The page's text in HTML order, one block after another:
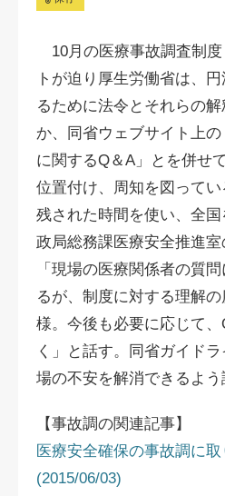
10月の医療事故調査制
トが迫り厚生労働省は、
るために法令とそれらの
か、同省ウェブサイト上
に関するQ＆A」とを併せ
位置付け、周知を図って
残された時間を使い、全
政局総務課医療安全推進室
「現場の医療関係者の質
るが、制度に対する理解
様。今後も必要に応じて
く」と話す。同省ガイド
場の不安を解消できるよう
【事故調の関連記事】
医療安全確保の事故調に
(2015/06/03)